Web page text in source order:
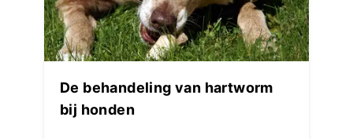
De behandeling van hartworm
bij honden